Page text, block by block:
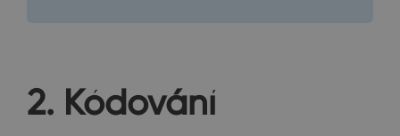
2. Kódování